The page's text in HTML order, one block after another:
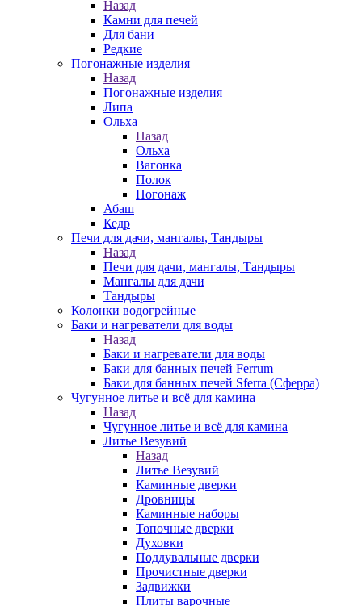
Назад
Камни для печей
Для бани
Редкие
Погонажные изделия
Назад
Погонажные изделия
Липа
Ольха
Назад
Ольха
Вагонка
Полок
Погонаж
Абаш
Кедр
Печи для дачи, мангалы, Тандыры
Назад
Печи для дачи, мангалы, Тандыры
Мангалы для дачи
Тандыры
Колонки водогрейные
Баки и нагреватели для воды
Назад
Баки и нагреватели для воды
Баки для банных печей Ferrum
Баки для банных печей Sferra (Сферра)
Чугунное литье и всё для камина
Назад
Чугунное литье и всё для камина
Литье Везувий
Назад
Литье Везувий
Каминные дверки
Дровницы
Каминные наборы
Топочные дверки
Духовки
Поддувальные дверки
Прочистные дверки
Задвижки
Плиты варочные